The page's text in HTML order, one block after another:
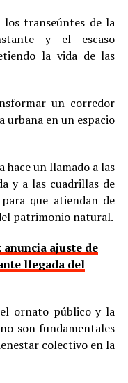
transeúntes de la
y el escaso
la vida de las
un corredor
urbana en un espacio
hace un llamado a las
y a las cuadrillas de
que atiendan de
patrimonio natural.
ajuste de
llegada del
ornato público y la
son fundamentales
colectivo en la